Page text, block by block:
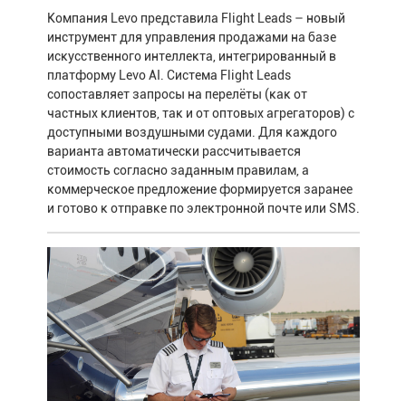
Компания Levo представила Flight Leads – новый
инструмент для управления продажами на базе
искусственного интеллекта, интегрированный в
платформу Levo AI. Система Flight Leads
сопоставляет запросы на перелёты (как от
частных клиентов, так и от оптовых агрегаторов) с
доступными воздушными судами. Для каждого
варианта автоматически рассчитывается
стоимость согласно заданным правилам, а
коммерческое предложение формируется заранее
и готово к отправке по электронной почте или SMS.